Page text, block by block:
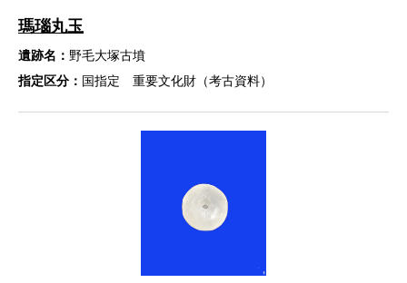
瑪瑙丸玉
遺跡名： 野毛大塚古墳
指定区分： 国指定 重要文化財（考古資料）